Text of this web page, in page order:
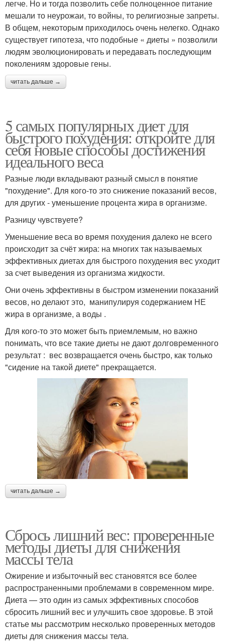
легче. Но и тогда позволить себе полноценное питание
мешали то неурожаи, то войны, то религиозные запреты.
В общем, некоторым приходилось очень нелегко. Однако
существует гипотеза, что подобные « диеты » позволили
людям эволюционировать и передавать последующим
поколениям здоровые гены.
читать дальше →
5 самых популярных диет для
быстрого похудения: откройте для
себя новые способы достижения
идеального веса
Разные люди вкладывают разный смысл в понятие
"похудение". Для кого-то это снижение показаний весов,
для других - уменьшение процента жира в организме.
Разницу чувствуете?
Уменьшение веса во время похудения далеко не всего
происходит за счёт жира: на многих так называемых
эффективных диетах для быстрого похудения вес уходит
за счет выведения из организма жидкости.
Они очень эффективны в быстром изменении показаний
весов, но делают это, манипулируя содержанием НЕ
жира в организме, а воды .
Для кого-то это может быть приемлемым, но важно
понимать, что все такие диеты не дают долговременного
результат : вес возвращается очень быстро, как только
"сидение на такой диете" прекращается.
читать дальше →
Сбрось лишний вес: проверенные
методы диеты для снижения
массы тела
Ожирение и избыточный вес становятся все более
распространенными проблемами в современном мире.
Диета — это один из самых эффективных способов
сбросить лишний вес и улучшить свое здоровье. В этой
статье мы рассмотрим несколько проверенных методов
диеты для снижения массы тела.